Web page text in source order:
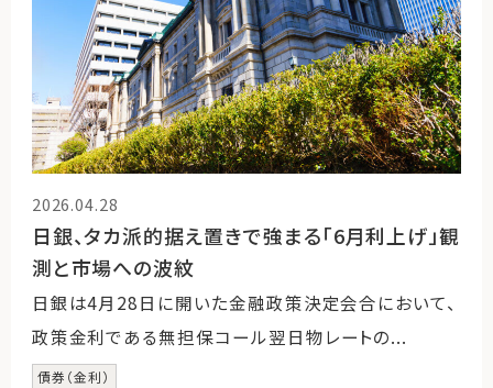
2026.04.28
日銀、タカ派的据え置きで強まる「6月利上げ」観
測と市場への波紋
日銀は4月28日に開いた金融政策決定会合において、
政策金利である無担保コール翌日物レートの...
債券（金利）